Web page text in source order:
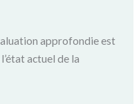
approfondie est
actuel de la